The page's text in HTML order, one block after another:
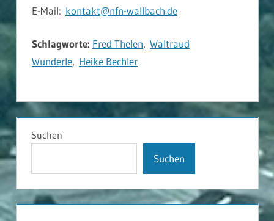
E-Mail: kontakt@nfn-wallbach.de
Schlagworte: Fred Thelen, Waltraud
Wunderle, Heike Bechler
Suchen
Suchen